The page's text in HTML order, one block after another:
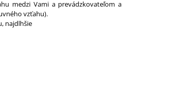
medzi Vami a prevádzkovateľom a
vzťahu).
najdlhšie